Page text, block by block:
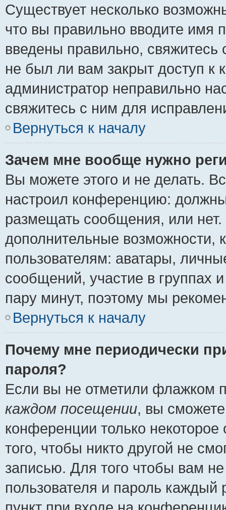
Существует несколько
что вы правильно вводите имя
введены правильно,
не был ли вам закрыт доступ к
администратор неправильно
свяжитесь с ним для
Вернуться к началу
Зачем мне вообще нужно
Вы можете этого и не делать.
настроил конференцию:
размещать сообщения, или
дополнительные
пользователям: аватары,
сообщений, участие в группах
пару минут, поэтому мы
Вернуться к началу
Почему мне периодически
пароля?
Если вы не отметили флажком
каждом посещении, вы
конференции только
того, чтобы никто другой не
записью. Для того чтобы вам
пользователя и пароль